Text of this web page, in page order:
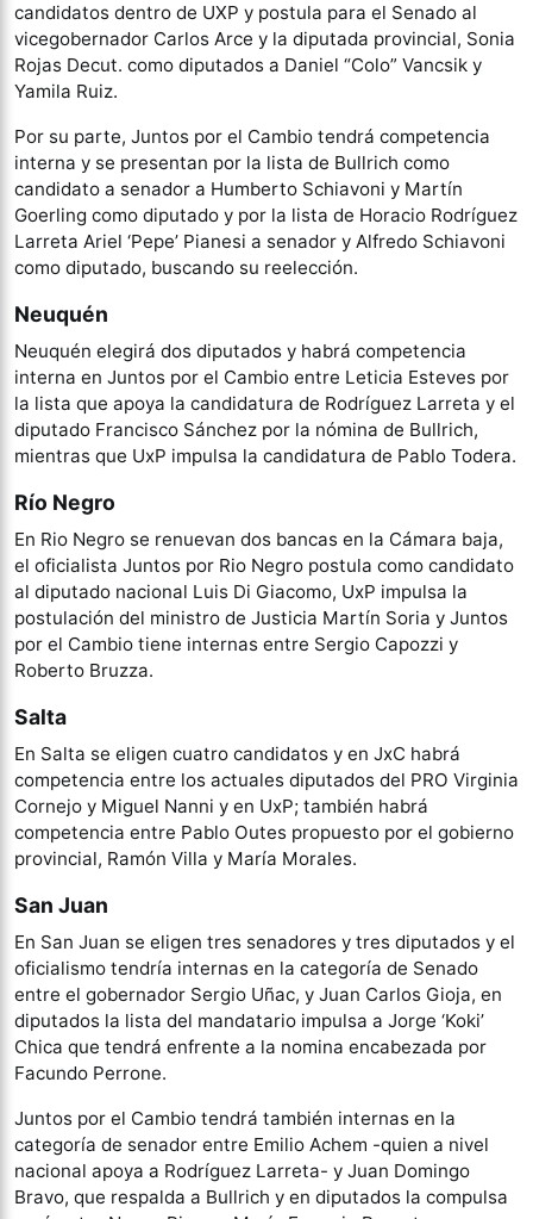
candidatos dentro de UXP y postula para el Senado al
vicegobernador Carlos Arce y la diputada provincial, Sonia
Rojas Decut. como diputados a Daniel “Colo” Vancsik y
Yamila Ruiz.
Por su parte, Juntos por el Cambio tendrá competencia
interna y se presentan por la lista de Bullrich como
candidato a senador a Humberto Schiavoni y Martín
Goerling como diputado y por la lista de Horacio Rodríguez
Larreta Ariel ‘Pepe’ Pianesi a senador y Alfredo Schiavoni
como diputado, buscando su reelección.
Neuquén
Neuquén elegirá dos diputados y habrá competencia
interna en Juntos por el Cambio entre Leticia Esteves por
la lista que apoya la candidatura de Rodríguez Larreta y el
diputado Francisco Sánchez por la nómina de Bullrich,
mientras que UxP impulsa la candidatura de Pablo Todera.
Río Negro
En Rio Negro se renuevan dos bancas en la Cámara baja,
el oficialista Juntos por Rio Negro postula como candidato
al diputado nacional Luis Di Giacomo, UxP impulsa la
postulación del ministro de Justicia Martín Soria y Juntos
por el Cambio tiene internas entre Sergio Capozzi y
Roberto Bruzza.
Salta
En Salta se eligen cuatro candidatos y en JxC habrá
competencia entre los actuales diputados del PRO Virginia
Cornejo y Miguel Nanni y en UxP; también habrá
competencia entre Pablo Outes propuesto por el gobierno
provincial, Ramón Villa y María Morales.
San Juan
En San Juan se eligen tres senadores y tres diputados y el
oficialismo tendría internas en la categoría de Senado
entre el gobernador Sergio Uñac, y Juan Carlos Gioja, en
diputados la lista del mandatario impulsa a Jorge ‘Koki’
Chica que tendrá enfrente a la nomina encabezada por
Facundo Perrone.
Juntos por el Cambio tendrá también internas en la
categoría de senador entre Emilio Achem -quien a nivel
nacional apoya a Rodríguez Larreta- y Juan Domingo
Bravo, que respalda a Bullrich y en diputados la compulsa